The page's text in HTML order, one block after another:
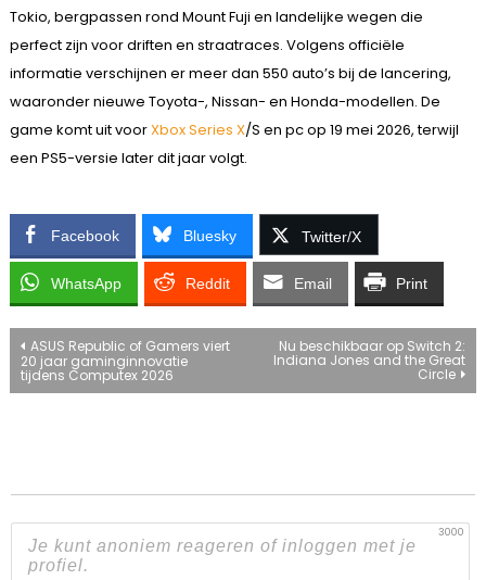
Tokio, bergpassen rond Mount Fuji en landelijke wegen die
perfect zijn voor driften en straatraces. Volgens officiële
informatie verschijnen er meer dan 550 auto’s bij de lancering,
waaronder nieuwe Toyota-, Nissan- en Honda-modellen. De
game komt uit voorXbox Series X/S en pc op 19 mei 2026, terwijl
een PS5-versie later dit jaar volgt.
Facebook Bluesky Twitter/X
WhatsApp Reddit Email Print
Bericht
navigatie
ASUS Republic of Gamers viert
20 jaar gaminginnovatie
tijdens Computex 2026
Nu beschikbaar op Switch 2:
Indiana Jones and the Great
Circle
3000